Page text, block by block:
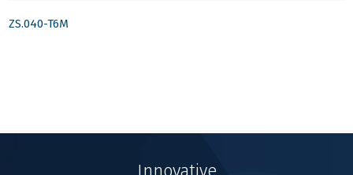
ZS.040-T6M
Innovative